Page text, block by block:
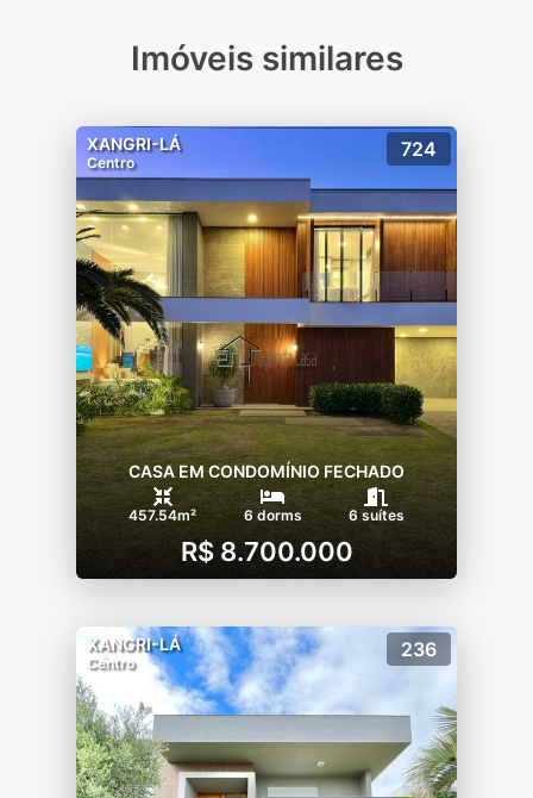
Imóveis similares
XANGRI-LÁ
Centro
724
CASA EM CONDOMÍNIO FECHADO
457.54m² 6 dorms 6 suítes
R$ 8.700.000
XANGRI-LÁ
Centro
236